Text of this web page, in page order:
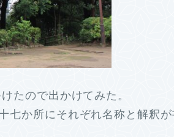
たので出かけてみた。
七か所にそれぞれ名称と解釈が